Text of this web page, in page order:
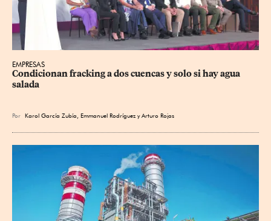
EMPRESAS
Condicionan fracking a dos cuencas y solo si hay agua
salada
Por Karol García Zubía Emmanuel Rodríguez yArturo Rojas